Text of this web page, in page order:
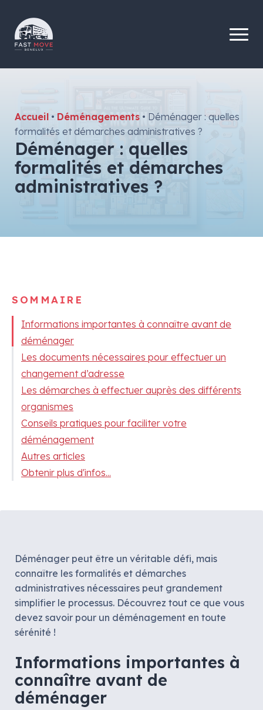
Accueil • Déménagements • Déménager : quelles
formalités et démarches administratives ?
Déménager : quelles
formalités et démarches
administratives ?
SOMMAIRE
Informations importantes à connaître avant de
déménager
Les documents nécessaires pour effectuer un
changement d’adresse
Les démarches à effectuer auprès des différents
organismes
Conseils pratiques pour faciliter votre
déménagement
Autres articles
Obtenir plus d'infos...
Déménager peut être un véritable défi, mais
connaître les formalités et démarches
administratives nécessaires peut grandement
simplifier le processus. Découvrez tout ce que vous
devez savoir pour un déménagement en toute
sérénité !
Informations importantes à
connaître avant de
déménager